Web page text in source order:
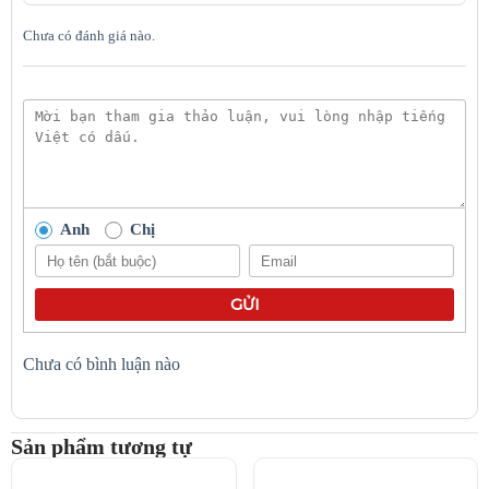
Chưa có đánh giá nào.
Anh Chị
GỬI
Chưa có bình luận nào
Sản phẩm tương tự